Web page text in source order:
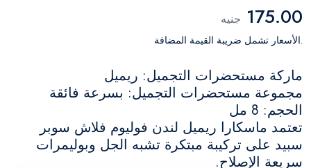
175.00 جنيه
.الأسعار تشمل ضريبة القيمة المضافة
ماركة مستحضرات التجميل: ريميل
مجموعة مستحضرات التجميل: بسرعة فائقة
الحجم: 8 مل
تعتمد ماسكارا ريميل لندن فوليوم فلاش سوبر
سبيد على تركيبة مبتكرة تشبه الجل وبوليمرات
سريعة الإصلاح.